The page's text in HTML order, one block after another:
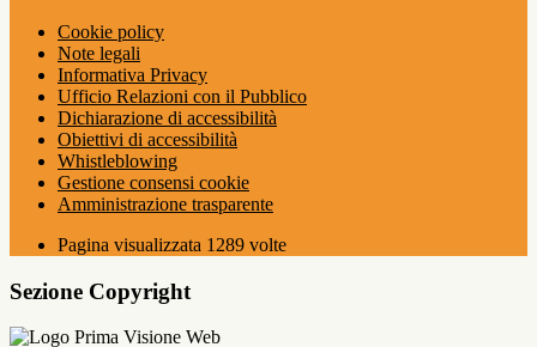
Cookie policy
Note legali
Informativa Privacy
Ufficio Relazioni con il Pubblico
Dichiarazione di accessibilità
Obiettivi di accessibilità
Whistleblowing
Gestione consensi cookie
Amministrazione trasparente
Pagina visualizzata 1289 volte
Sezione Copyright